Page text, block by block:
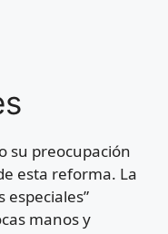
su preocupación
esta reforma. La
especiales”
manos y